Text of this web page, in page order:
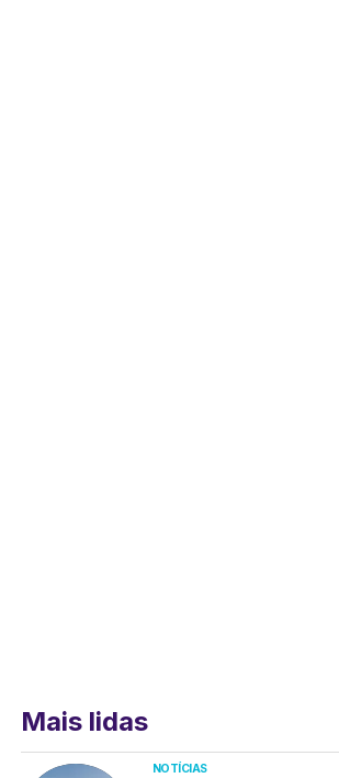
Mais lidas
NOTÍCIAS